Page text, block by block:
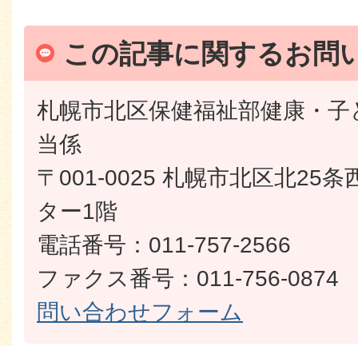
この記事に関するお問
札幌市北区保健福祉部健康・
当係
〒001-0025 札幌市北区北25条
ター1階
電話番号：011-757-2566
ファクス番号：011-756-0874
問い合わせフォーム